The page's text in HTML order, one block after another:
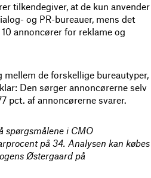
tilkendegiver, at de kun anvender
og PR-bureauer, mens det
annoncører for reklame og
de forskellige bureautyper,
Den sørger annoncørerne selv
pct. af annoncørerne svarer.
spørgsmålene i CMO
på 34. Analysen kan købes
Østergaard på